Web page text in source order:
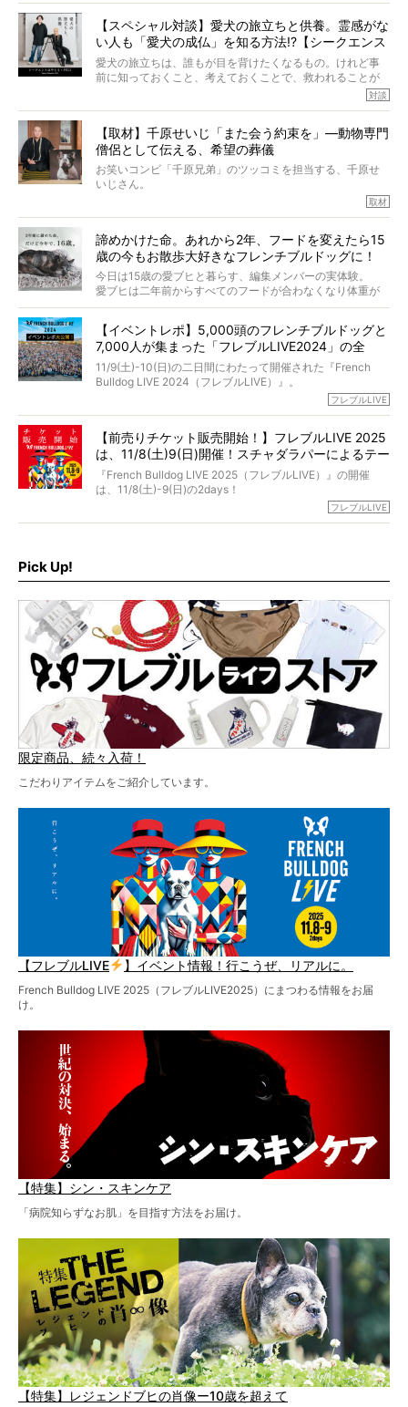
とりを目の当たりにするほどに、そのフレンチブルドッグ
愛がわたしたちのそれとまったく同じであることに、なん
だかうれしくなってしまったのでした。
春奈さんとアムちゃんのすてきな暮らしを、BUHI編集長の
小西がいつくしみながら、切り取らせていただきます。
【スペシャル対談】愛犬の旅立ちと供養。霊感がな
い人も「愛犬の成仏」を知る方法!?【シークエンス
はやとも×PELI】
愛犬の旅立ちは、誰もが目を背けたくなるもの。けれど事
前に知っておくこと、考えておくことで、救われることが
力をもつお笑い芸人「シークエンスはやとも」さんに、愛
犬の旅立ちや供養についてインタビュー。
インタビュアー兼対談相手は、大の犬好きで心霊分野の知
識にも長けているPELIさん。
「愛犬が旅立ったあと、ベッドやおもちゃはどうすればい
くれる？」
さらには、霊感がない人でも愛犬が成仏したことを知る方
法まで。
お笑い芸人だからこそ暗くなりすぎない、むしろ心がスッ
と軽くなる。
永久保存版のスペシャル対談です！
対談
【取材】千原せいじ「また会う約束を」―動物専門
僧侶として伝える、希望の葬儀
お笑いコンビ「千原兄弟」のツッコミを担当する、千原せ
いじさん。
た。
僧侶としての名は「靖賢（せいけん）」。
当時54歳という年齢にして、なぜ動物専門僧侶という道を
選んだのか。
また、愛犬の旅立ちとどのように向き合うべきなのか。
た。
取材
諦めかけた命。あれから2年、フードを変えたら15
歳の今もお散歩大好きなフレンチブルドッグに！
今日は15歳の愛ブヒと暮らす、編集メンバーの実体験。
愛ブヒは二年前からすべてのフードが合わなくなり体重が
激減。検査をしても異常はなく「年齢のせいですね…」と言
もう諦めるしかないのかな…そんなとき、我が家に届いたの
が「THE fu-do(ザ・フード)」の試食品でした。
そして「THE fu-do(ザ・フード)」を食べつづけて二年、愛
ブヒは15歳になり、今も元気にお散歩をしています。
今回は、二年前の絶望から今までを包み隠さず、時系列で
【イベントレポ】5,000頭のフレンチブルドッグと
7,000人が集まった「フレブルLIVE2024」の全
貌！
11/9(土)-10(日)の二日間にわたって開催された『French
Bulldog LIVE 2024（フレブルLIVE）』。
今年はのべ5,000頭のフレンチブルドッグと7,000人のフレ
day1の司会はフレブルラバーのロッチさん。day2の音楽フ
ェスには世代ど真ん中のPUFFYが出演するなど、例年以上
に豪華なラインナップ。
北は北海道、南は鹿児島県から。全国のフレンチブルドッ
グが一堂に会した「フレブルLIVE2024」の模様を、詳しく
フレブルLIVE
【前売りチケット販売開始！】フレブルLIVE 2025
は、11/8(土)9(日)開催！スチャダラパーによるテー
マソング制作も決定
『French Bulldog LIVE 2025（フレブルLIVE）』の開催
は、11/8(土)-9(日)の2days！
お得な前売りチケット、いよいよ販売スタートです！
ど、内容盛りだくさんでお送りしていますので、最後まで
お見逃しなく！
フレブルLIVE
Pick Up!
限定商品、続々入荷！
こだわりアイテムをご紹介しています。
【フレブルLIVE 】イベント情報！行こうぜ、リアルに。
French Bulldog LIVE 2025（フレブルLIVE2025）にまつわる情報をお届
け。
【特集】シン・スキンケア
「病院知らずなお肌」を目指す方法をお届け。
【特集】レジェンドブヒの肖像ー10歳を超えて